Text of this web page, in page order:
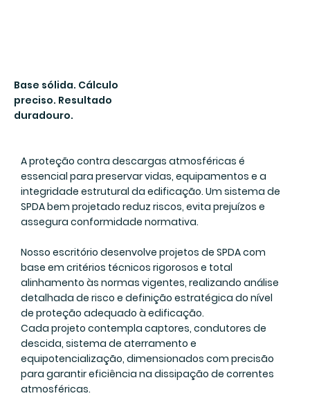
Base sólida. Cálculo
preciso. Resultado
duradouro.
A proteção contra descargas atmosféricas é
essencial para preservar vidas, equipamentos e a
integridade estrutural da edificação. Um sistema de
SPDA bem projetado reduz riscos, evita prejuízos e
assegura conformidade normativa.
Nosso escritório desenvolve projetos de SPDA com
base em critérios técnicos rigorosos e total
alinhamento às normas vigentes, realizando análise
detalhada de risco e definição estratégica do nível
de proteção adequado à edificação.
Cada projeto contempla captores, condutores de
descida, sistema de aterramento e
equipotencialização, dimensionados com precisão
para garantir eficiência na dissipação de correntes
atmosféricas.